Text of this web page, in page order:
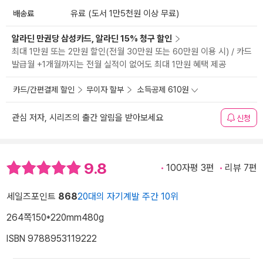
배송료 유료 (도서 1만5천원 이상 무료)
알라딘 만권당 삼성카드, 알라딘 15% 청구 할인
최대 1만원 또는 2만원 할인(전월 30만원 또는 60만원 이용 시) / 카드
발급월 +1개월까지는 전월 실적이 없어도 최대 1만원 혜택 제공
카드/간편결제 할인 무이자 할부 소득공제 610원
관심 저자, 시리즈의 출간 알림을 받아보세요 신청
9.8 100자평 3편 리뷰 7편
세일즈포인트 86820대의 자기계발 주간 10위
264쪽150*220mm480g
ISBN 9788953119222